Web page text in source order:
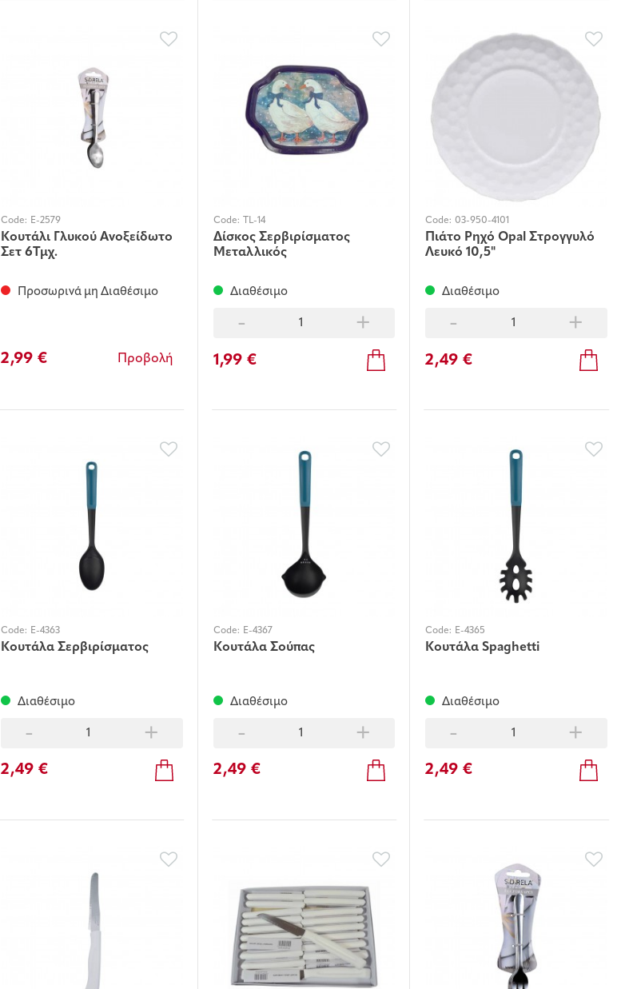
Code: E-2579
Κουτάλι Γλυκού Ανοξείδωτο
Σετ 6Τμχ.
Προσωρινά μη Διαθέσιμο
2,99 € Προβολή
Code: TL-14
Δίσκος Σερβιρίσματος
Μεταλλικός
Διαθέσιμο
- +
1,99 €
Code: 03-950-4101
Πιάτο Ρηχό Opal Στρογγυλό
Λευκό 10,5"
Διαθέσιμο
- +
2,49 €
Code: E-4363
Κουτάλα Σερβιρίσματος
Διαθέσιμο
- +
2,49 €
Code: E-4367
Κουτάλα Σούπας
Διαθέσιμο
- +
2,49 €
Code: E-4365
Κουτάλα Spaghetti
Διαθέσιμο
- +
2,49 €